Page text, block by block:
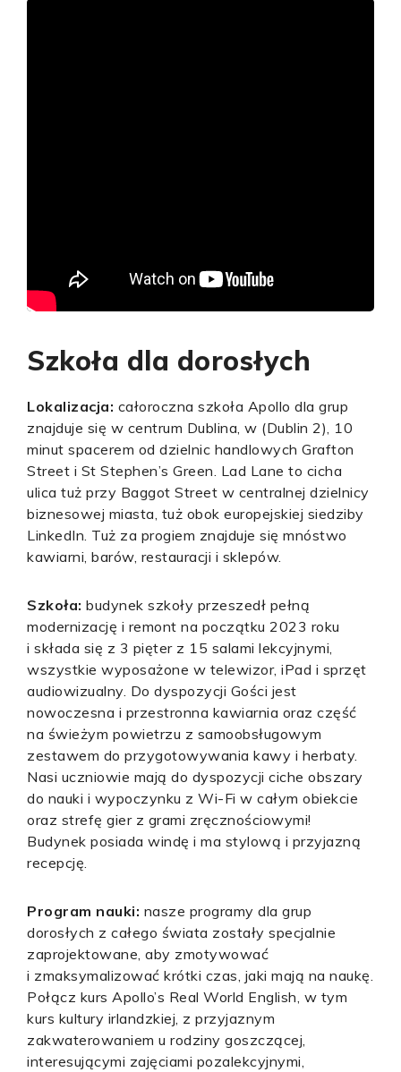
Szkoła dla dorosłych
Lokalizacja: całoroczna szkoła Apollo dla grup
znajduje się w centrum Dublina, w (Dublin 2), 10
minut spacerem od dzielnic handlowych Grafton
Street i St Stephen’s Green. Lad Lane to cicha
ulica tuż przy Baggot Street w centralnej dzielnicy
biznesowej miasta, tuż obok europejskiej siedziby
LinkedIn. Tuż za progiem znajduje się mnóstwo
kawiarni, barów, restauracji i sklepów.
Szkoła: budynek szkoły przeszedł pełną
modernizację i remont na początku 2023 roku
i składa się z 3 pięter z 15 salami lekcyjnymi,
wszystkie wyposażone w telewizor, iPad i sprzęt
audiowizualny. Do dyspozycji Gości jest
nowoczesna i przestronna kawiarnia oraz część
na świeżym powietrzu z samoobsługowym
zestawem do przygotowywania kawy i herbaty.
Nasi uczniowie mają do dyspozycji ciche obszary
do nauki i wypoczynku z Wi-Fi w całym obiekcie
oraz strefę gier z grami zręcznościowymi!
Budynek posiada windę i ma stylową i przyjazną
recepcję.
Program nauki: nasze programy dla grup
dorosłych z całego świata zostały specjalnie
zaprojektowane, aby zmotywować
i zmaksymalizować krótki czas, jaki mają na naukę.
Połącz kurs Apollo’s Real World English, w tym
kurs kultury irlandzkiej, z przyjaznym
zakwaterowaniem u rodziny goszczącej,
interesującymi zajęciami pozalekcyjnymi,